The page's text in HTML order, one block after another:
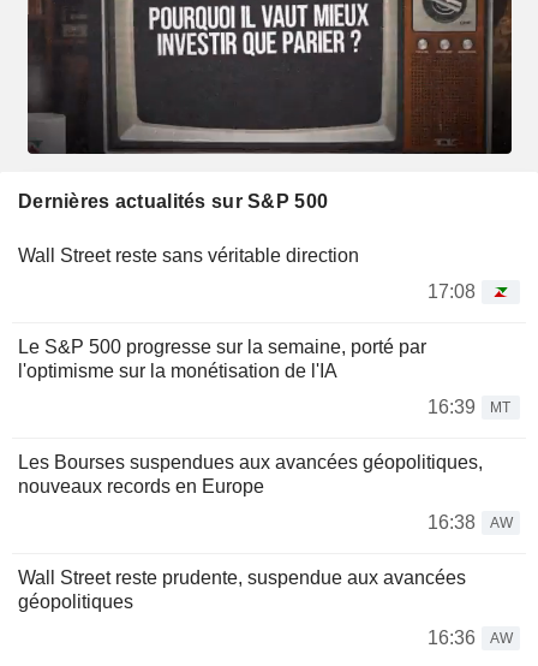
Dernières actualités sur S&P 500
Wall Street reste sans véritable direction
17:08
Le S&P 500 progresse sur la semaine, porté par
l'optimisme sur la monétisation de l'IA
16:39
MT
Les Bourses suspendues aux avancées géopolitiques,
nouveaux records en Europe
16:38
AW
Wall Street reste prudente, suspendue aux avancées
géopolitiques
16:36
AW